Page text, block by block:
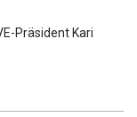
Präsident Kari